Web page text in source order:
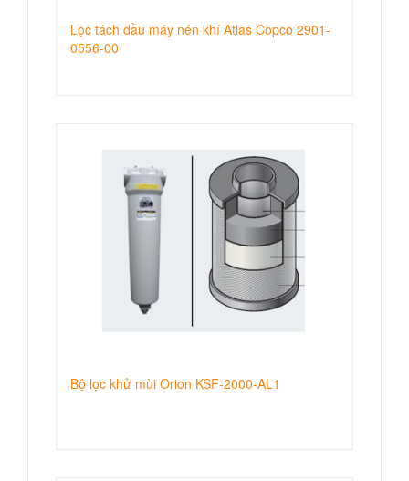
Lọc tách dầu máy nén khí Atlas Copco 2901-
0556-00
Bộ lọc khử mùi Orion KSF-2000-AL1